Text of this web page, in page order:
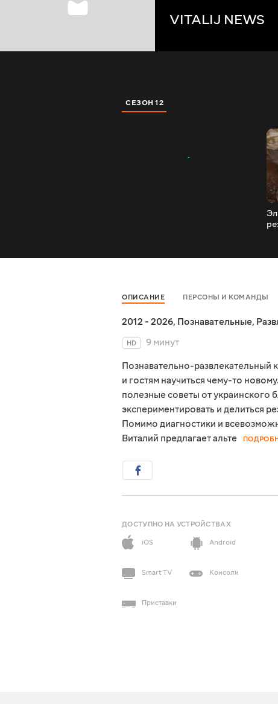
VITALIJ NEWS
СЕЗОН 12
ОПИСАНИЕ ПЕРСОНЫ И КОМАНДЫ
2012 - 2026, Познавательные,
HD
9 минут
Познавательно-развлекательный
и гостям научиться чему-то
полезные советы от украинского
экспериментировать и делиться
Помимо диагностики и
Виталий предлагает альте
ДОСТУПНО НА УСТРОЙСТВАХ
iOS
Android
Smart TV Консоли
Приставки